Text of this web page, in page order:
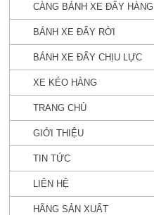
CÀNG BÁNH XE ĐẨY HÀNG
BÁNH XE ĐẨY RỜI
BÁNH XE ĐẨY CHỊU LỰC
XE KÉO HÀNG
TRANG CHỦ
GIỚI THIỆU
TIN TỨC
LIÊN HỆ
HÃNG SẢN XUẤT